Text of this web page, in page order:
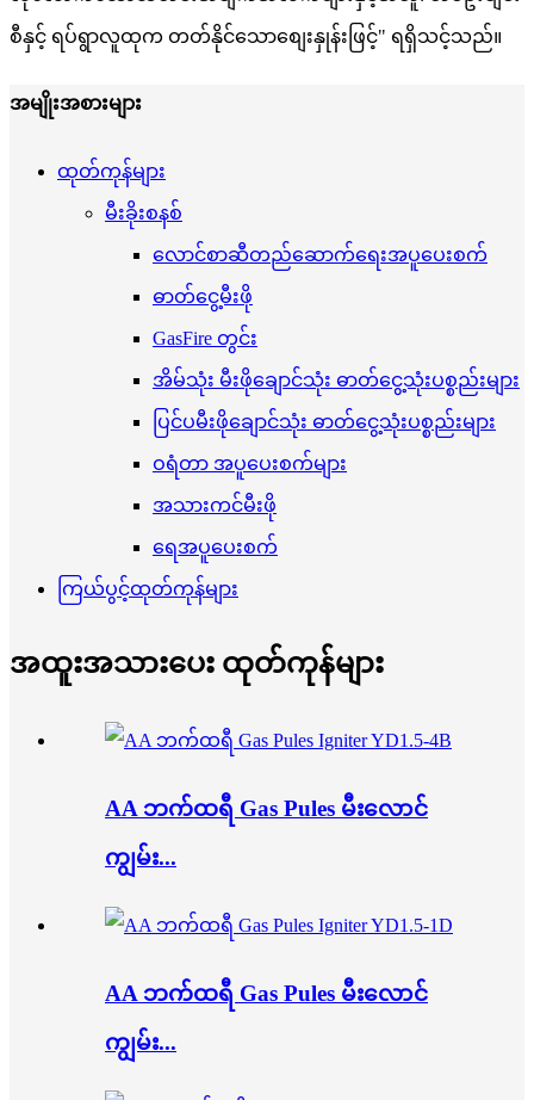
စီနှင့် ရပ်ရွာလူထုက တတ်နိုင်သောစျေးနှုန်းဖြင့်" ရရှိသင့်သည်။
အမျိုးအစားများ
ထုတ်ကုန်များ
မီးခိုးစနစ်
လောင်စာဆီတည်ဆောက်ရေးအပူပေးစက်
ဓာတ်ငွေ့မီးဖို
GasFire တွင်း
အိမ်သုံး မီးဖိုချောင်သုံး ဓာတ်ငွေ့သုံးပစ္စည်းများ
ပြင်ပမီးဖိုချောင်သုံး ဓာတ်ငွေ့သုံးပစ္စည်းများ
ဝရံတာ အပူပေးစက်များ
အသားကင်မီးဖို
ရေအပူပေးစက်
ကြယ်ပွင့်ထုတ်ကုန်များ
အထူးအသားပေး ထုတ်ကုန်များ
AA ဘက်ထရီ Gas Pules မီးလောင်
ကျွမ်း...
AA ဘက်ထရီ Gas Pules မီးလောင်
ကျွမ်း...